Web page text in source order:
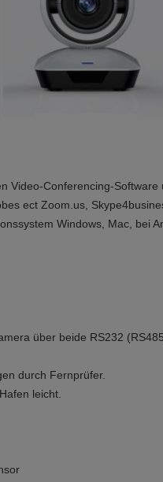
Video-Conferencing-Software
ect Zoom.us,
Windows, Mac, bei
über beide RS232
durch Fernprüfer.
leicht.